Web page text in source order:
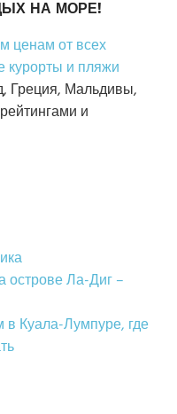
НА МОРЕ!
ценам от всех
курорты и пляжи
Греция, Мальдивы,
и
острове Ла-Диг –
Куала-Лумпуре, где